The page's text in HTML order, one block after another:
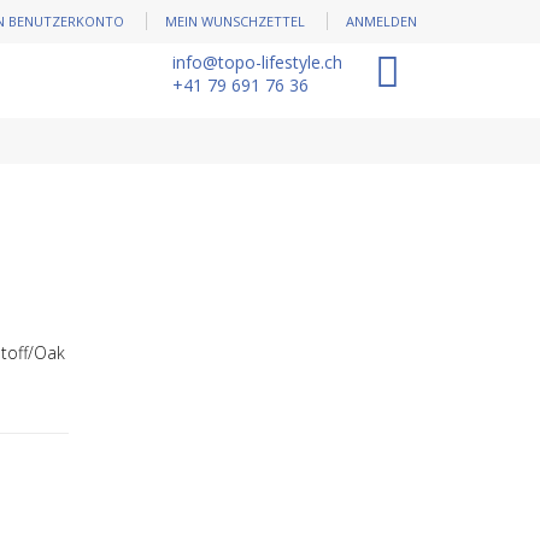
BENUTZERKONTO MEIN WUNSCHZETTEL ANMELDEN
info@topo-lifestyle.ch
+41 79 691 76 36
Oak